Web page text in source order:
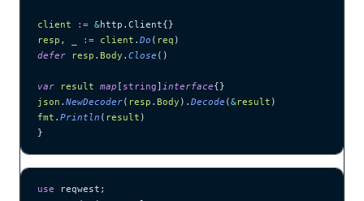
client := &http.Client{}
resp , := client . Do ( req )
defer resp . Body . Close ()
var result map [ string] interface{}
json . NewDecoder( resp . Body ). Decode (&result )
fmt . Println ( result )
}
use reqwest;